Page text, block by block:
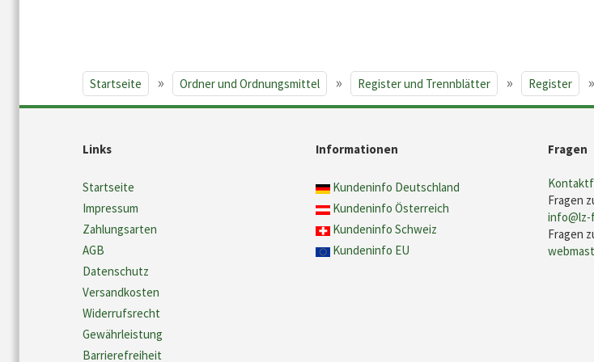
Startseite » Ordner und Ordnungsmittel » Register und Trennblätter » Register »
Links
Startseite
Impressum
Zahlungsarten
AGB
Datenschutz
Versandkosten
Widerrufsrecht
Gewährleistung
Barrierefreiheit
Informationen
Kundeninfo Deutschland
Kundeninfo Österreich
Kundeninfo Schweiz
Kundeninfo EU
Fragen
Fragen
info@lz-
Fragen